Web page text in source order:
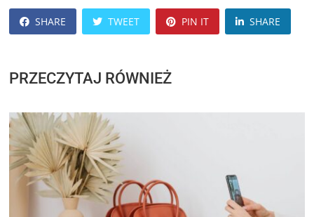
SHARE TWEET PIN IT SHARE
PRZECZYTAJ RÓWNIEŻ